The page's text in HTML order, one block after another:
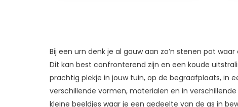
Bij een urn denk je al gauw aan zo’n stenen pot
Dit kan best confronterend zijn en een koude
prachtig plekje in jouw tuin, op de begraafplaats, in
verschillende vormen, materialen en in
kleine beeldjes waar je een gedeelte van de as in